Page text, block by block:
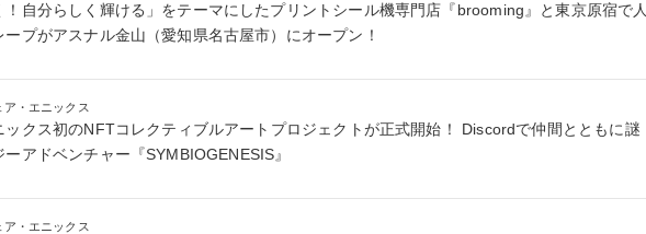
！自分らしく輝ける」をテーマにしたプリントシール機専門店『brooming』と東京原宿で人
プがアスナル金山（愛知県名古屋市）にオープン！
ア・エニックス
ックス初のNFTコレクティブルアートプロジェクトが正式開始！ Discordで仲間とともに謎
アドベンチャー『SYMBIOGENESIS』
ア・エニックス